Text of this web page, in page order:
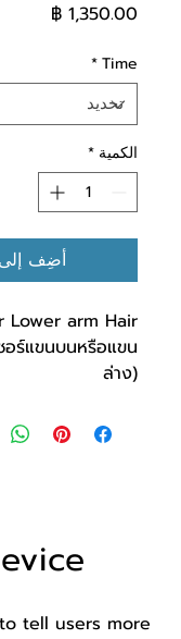
Time
*
الكمية *
أضِف إلى
Lower arm Hair
อร์แขนบนหรือแขน
ล่าง)
tell users more